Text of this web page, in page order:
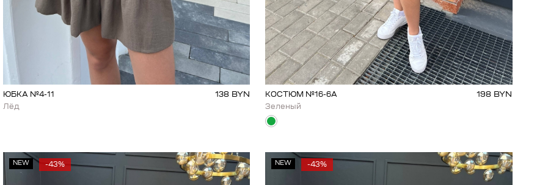
ЮБКА №4-11
Лёд
138BYN
КОСТЮМ №16-6А
Зеленый
198 BYN
NEW -43% NEW -43%